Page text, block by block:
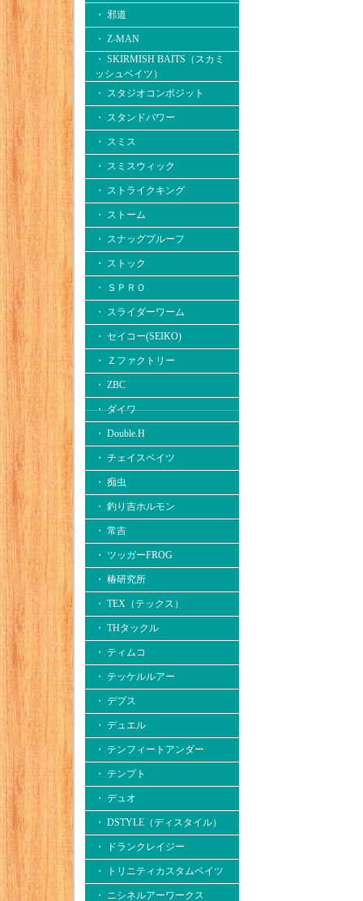
・ 邪道
・ Z-MAN
・ SKIRMISH BAITS（スカミ
ッシュベイツ）
・ スタジオコンポジット
・ スタンドパワー
・ スミス
・ スミスウィック
・ ストライクキング
・ ストーム
・ スナッグプルーフ
・ ストック
・ ＳＰＲＯ
・ スライダーワーム
・ セイコー(SEIKO)
・ Ｚファクトリー
・ ZBC
・ ダイワ
・ Double.H
・ チェイスベイツ
・ 痴虫
・ 釣り吉ホルモン
・ 常吉
・ ツッガーFROG
・ 椿研究所
・ TEX（テックス）
・ THタックル
・ ティムコ
・ テッケルルアー
・ デプス
・ デュエル
・ テンフィートアンダー
・ テンプト
・ デュオ
・ DSTYLE（ディスタイル）
・ ドランクレイジー
・ トリニティカスタムベイツ
・ ニシネルアーワークス